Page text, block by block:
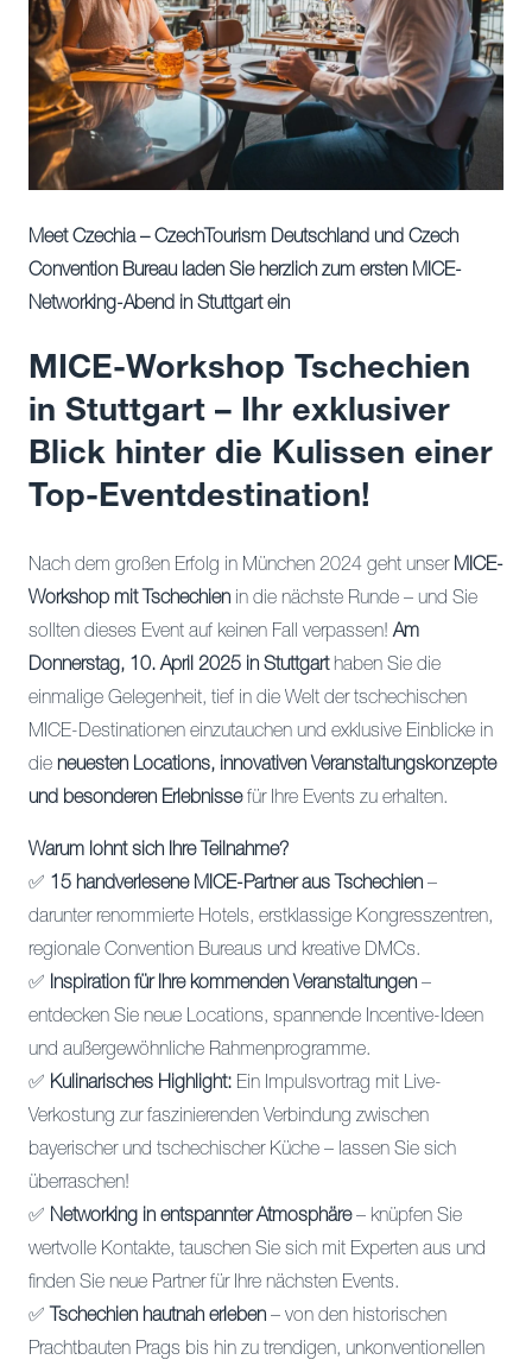
Meet Czechia – CzechTourism Deutschland und Czech
Convention Bureau laden Sie herzlich zum ersten MICE-
Networking-Abend in Stuttgart ein
MICE-Workshop Tschechien
in Stuttgart – Ihr exklusiver
Blick hinter die Kulissen einer
Top-Eventdestination!
Nach dem großen Erfolg in München 2024 geht unser MICE-
Workshop mit Tschechien in die nächste Runde – und Sie
sollten dieses Event auf keinen Fall verpassen!Am
Donnerstag, 10. April 2025 in Stuttgarthaben Sie die
einmalige Gelegenheit, tief in die Welt der tschechischen
MICE-Destinationen einzutauchen und exklusive Einblicke in
die neuesten Locations, innovativen Veranstaltungskonzepte
und besonderen Erlebnissefür Ihre Events zu erhalten.
Warum lohnt sich Ihre Teilnahme?
✅ 15 handverlesene MICE-Partner aus Tschechien –
darunter renommierte Hotels, erstklassige Kongresszentren,
regionale Convention Bureaus und kreative DMCs.
✅ Inspiration für Ihre kommenden Veranstaltungen –
entdecken Sie neue Locations, spannende Incentive-Ideen
und außergewöhnliche Rahmenprogramme.
✅ Kulinarisches Highlight: Ein Impulsvortrag mit Live-
Verkostung zur faszinierenden Verbindung zwischen
bayerischer und tschechischer Küche – lassen Sie sich
überraschen!
✅ Networking in entspannter Atmosphäre– knüpfen Sie
wertvolle Kontakte, tauschen Sie sich mit Experten aus und
finden Sie neue Partner für Ihre nächsten Events.
✅ Tschechien hautnah erleben – von den historischen
Prachtbauten Prags bis hin zu trendigen, unkonventionellen